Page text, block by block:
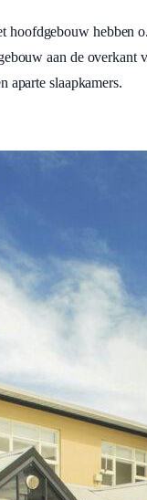
hoofdgebouw hebben
aan de overkant
aparte slaapkamers.